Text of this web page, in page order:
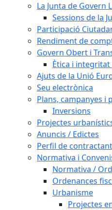
La Junta de Govern
Sessions de la
Participació
Rendiment de
Govern Obert i
Ètica i integritat
Ajuts de la Unió
Seu electrònica
Plans, campanyes i
Inversions
Projectes
Anuncis / Edictes
Perfil de contractant
Normativa i
Normativa /
Ordenances
Urbanisme
Projectes